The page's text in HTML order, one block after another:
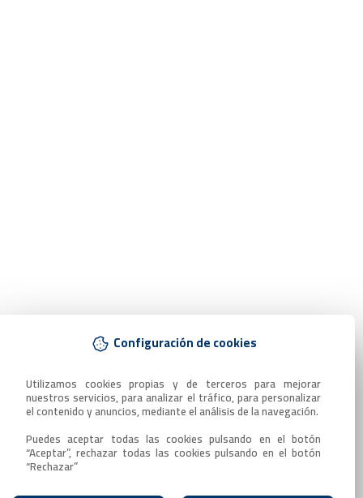
Configuración de cookies
Utilizamos cookies propias y de terceros para mejorar
nuestros servicios, para analizar el tráfico, para personalizar
el contenido y anuncios, mediante el análisis de la navegación.
Puedes aceptar todas las cookies pulsando en el botón
“Aceptar”, rechazar todas las cookies pulsando en el botón
“Rechazar”